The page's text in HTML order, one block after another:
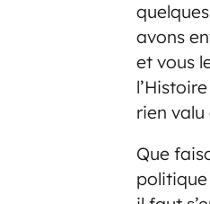
avons
et vous
rien valu
Que
politique